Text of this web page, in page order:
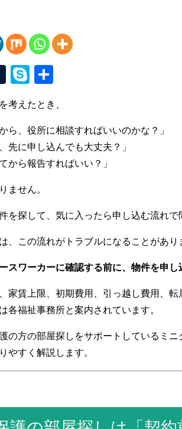
T
u
m
bl
r
S
p
e
考えたとき、
ら、役所に相談すればいいのかな？」
先に申し込んでも大丈夫？」
から報告すればいい？」
ません。
を探して、気に入ったら申し込む流れで
、この流れがトラブルになることがあり
スワーカーに確認する前に、物件を申
家賃上限、初期費用、引っ越し費用、
各福祉事務所と案内されています。
の方の部屋探しをサポートしているミニ
やすく解説します。